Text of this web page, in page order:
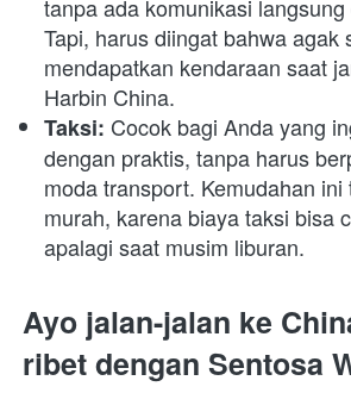
tanpa ada komunikasi
Tapi, harus diingat bahwa agak
mendapatkan kendaraan saat
Harbin China.
Taksi: Cocok bagi Anda yang
dengan praktis, tanpa harus
moda transport. Kemudahan
murah, karena biaya taksi bisa
apalagi saat musim liburan.
Ayo jalan-jalan ke
ribet dengan Sentosa